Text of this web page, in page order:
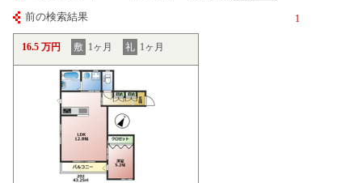
前の検索結果 1
16.5 万円 敷 1ヶ月 礼 1ヶ月